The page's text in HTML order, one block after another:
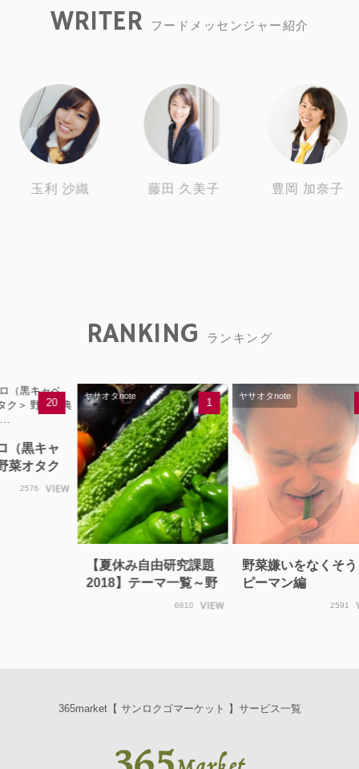
WRITER フードメッセンジャー紹介
玉利 沙織 藤田 久美子 豊岡 加奈子
RANKING ランキング
20
（黒キャ
菜オタク
vol…
2576
ヤサオタnote
1
【夏休み自由研究課題
2018】テーマ一覧～野
菜実験に挑戦しよ…
6810
ヤサオタnote
野菜嫌いをなくそ
ピーマン編
2591
365market【 サンロクゴマーケット 】サービス一覧